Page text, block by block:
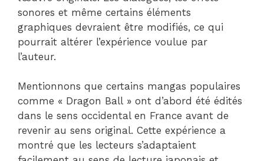
sonores et même certains éléments
graphiques devraient être modifiés, ce qui
pourrait altérer l’expérience voulue par
l’auteur.
Mentionnons que certains mangas populaires
comme « Dragon Ball » ont d’abord été édités
dans le sens occidental en France avant de
revenir au sens original. Cette expérience a
montré que les lecteurs s’adaptaient